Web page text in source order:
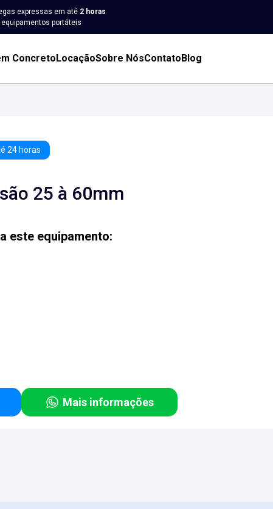
expressas em até 2 horas
equipamentos portáteis
ConcretoLocaçãoSobre NósContatoBlog
24 horas
25 à 60mm
este equipamento:
Mais informações